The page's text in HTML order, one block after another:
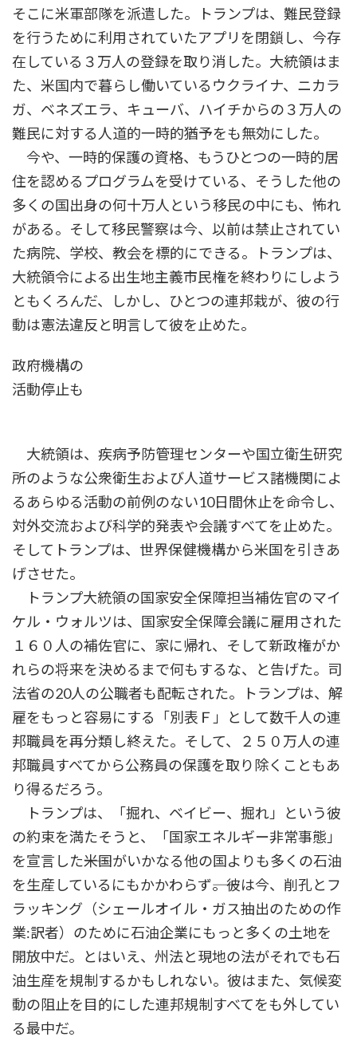
そこに米軍部隊を派遣した。トランプは、難民登録
を行うために利用されていたアプリを閉鎖し、今存
在している３万人の登録を取り消した。大統領はま
た、米国内で暮らし働いているウクライナ、ニカラ
ガ、ベネズエラ、キューバ、ハイチからの３万人の
難民に対する人道的一時的猶予をも無効にした。
今や、一時的保護の資格、もうひとつの一時的居
住を認めるプログラムを受けている、そうした他の
多くの国出身の何十万人という移民の中にも、怖れ
がある。そして移民警察は今、以前は禁止されてい
た病院、学校、教会を標的にできる。トランプは、
大統領令による出生地主義市民権を終わりにしよう
ともくろんだ、しかし、ひとつの連邦栽が、彼の行
動は憲法違反と明言して彼を止めた。
政府機構の
活動停止も
大統領は、疾病予防管理センターや国立衛生研究
所のような公衆衛生および人道サービス諸機関によ
るあらゆる活動の前例のない10日間休止を命令し、
対外交流および科学的発表や会議すべてを止めた。
そしてトランプは、世界保健機構から米国を引きあ
げさせた。
トランプ大統領の国家安全保障担当補佐官のマイ
ケル・ウォルツは、国家安全保障会議に雇用された
１６０人の補佐官に、家に帰れ、そして新政権がか
れらの将来を決めるまで何もするな、と告げた。司
法省の20人の公職者も配転された。トランプは、解
雇をもっと容易にする「別表Ｆ」として数千人の連
邦職員を再分類し終えた。そして、２５０万人の連
邦職員すべてから公務員の保護を取り除くこともあ
り得るだろう。
トランプは、「掘れ、ベイビー、掘れ」という彼
の約束を満たそうと、「国家エネルギー非常事態」
を宣言した――米国がいかなる他の国よりも多くの石油
を生産しているにもかかわらず――。彼は今、削孔とフ
ラッキング（シェールオイル・ガス抽出のための作
業:訳者）のために石油企業にもっと多くの土地を
開放中だ。とはいえ、州法と現地の法がそれでも石
油生産を規制するかもしれない。彼はまた、気候変
動の阻止を目的にした連邦規制すべてをも外してい
る最中だ。